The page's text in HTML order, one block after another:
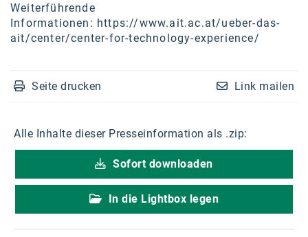
Weiterführende
Informationen: https://www.ait.ac.at/ueber-das-
ait/center/center-for-technology-experience/
Seite drucken Link mailen
Alle Inhalte dieser Presseinformation als .zip:
Sofort downloaden
In die Lightbox legen